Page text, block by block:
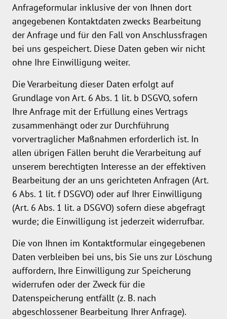
Anfrageformular inklusive der von Ihnen dort
angegebenen Kontaktdaten zwecks Bearbeitung
der Anfrage und für den Fall von Anschlussfragen
bei uns gespeichert. Diese Daten geben wir nicht
ohne Ihre Einwilligung weiter.
Die Verarbeitung dieser Daten erfolgt auf
Grundlage von Art. 6 Abs. 1 lit. b DSGVO, sofern
Ihre Anfrage mit der Erfüllung eines Vertrags
zusammenhängt oder zur Durchführung
vorvertraglicher Maßnahmen erforderlich ist. In
allen übrigen Fällen beruht die Verarbeitung auf
unserem berechtigten Interesse an der effektiven
Bearbeitung der an uns gerichteten Anfragen (Art.
6 Abs. 1 lit. f DSGVO) oder auf Ihrer Einwilligung
(Art. 6 Abs. 1 lit. a DSGVO) sofern diese abgefragt
wurde; die Einwilligung ist jederzeit widerrufbar.
Die von Ihnen im Kontaktformular eingegebenen
Daten verbleiben bei uns, bis Sie uns zur Löschung
auffordern, Ihre Einwilligung zur Speicherung
widerrufen oder der Zweck für die
Datenspeicherung entfällt (z. B. nach
abgeschlossener Bearbeitung Ihrer Anfrage).